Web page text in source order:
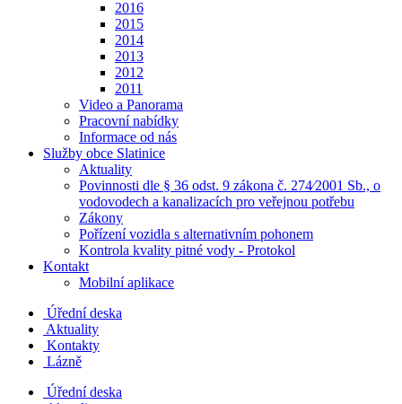
2016
2015
2014
2013
2012
2011
Video a Panorama
Pracovní nabídky
Informace od nás
Služby obce Slatinice
Aktuality
Povinnosti dle § 36 odst. 9 zákona č. 274⁄2001 Sb., o
vodovodech a kanalizacích pro veřejnou potřebu
Zákony
Pořízení vozidla s alternativním pohonem
Kontrola kvality pitné vody - Protokol
Kontakt
Mobilní aplikace
Úřední deska
Aktuality
Kontakty
Lázně
Úřední deska